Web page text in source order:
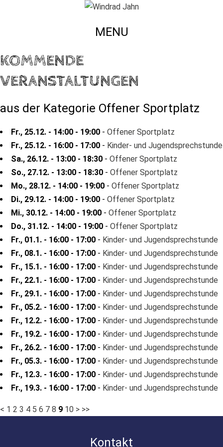
MENU
KOMMENDE
VERANSTALTUNGEN
aus der Kategorie Offener Sportplatz
Fr., 25.12. - 14:00 - 19:00 - Offener Sportplatz
Fr., 25.12. - 16:00 - 17:00 - Kinder- und Jugendsprechstunde
Sa., 26.12. - 13:00 - 18:30 - Offener Sportplatz
So., 27.12. - 13:00 - 18:30 - Offener Sportplatz
Mo., 28.12. - 14:00 - 19:00 - Offener Sportplatz
Di., 29.12. - 14:00 - 19:00 - Offener Sportplatz
Mi., 30.12. - 14:00 - 19:00 - Offener Sportplatz
Do., 31.12. - 14:00 - 19:00 - Offener Sportplatz
Fr., 01.1. - 16:00 - 17:00 - Kinder- und Jugendsprechstunde
Fr., 08.1. - 16:00 - 17:00 - Kinder- und Jugendsprechstunde
Fr., 15.1. - 16:00 - 17:00 - Kinder- und Jugendsprechstunde
Fr., 22.1. - 16:00 - 17:00 - Kinder- und Jugendsprechstunde
Fr., 29.1. - 16:00 - 17:00 - Kinder- und Jugendsprechstunde
Fr., 05.2. - 16:00 - 17:00 - Kinder- und Jugendsprechstunde
Fr., 12.2. - 16:00 - 17:00 - Kinder- und Jugendsprechstunde
Fr., 19.2. - 16:00 - 17:00 - Kinder- und Jugendsprechstunde
Fr., 26.2. - 16:00 - 17:00 - Kinder- und Jugendsprechstunde
Fr., 05.3. - 16:00 - 17:00 - Kinder- und Jugendsprechstunde
Fr., 12.3. - 16:00 - 17:00 - Kinder- und Jugendsprechstunde
Fr., 19.3. - 16:00 - 17:00 - Kinder- und Jugendsprechstunde
< 1 2 3 4 5 6 7 8 9 10 > >>
Kontakt